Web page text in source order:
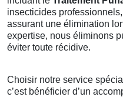
insecticides
assurant une élimination
expertise, nous éliminons
éviter toute récidive.
Choisir notre service
c’est bénéficier d’un